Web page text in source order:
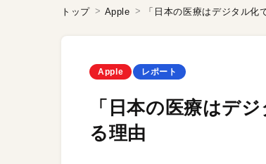
トップ Apple 「日本の医療はデジタル
Apple レポート
「日本の医療はデ
る理由